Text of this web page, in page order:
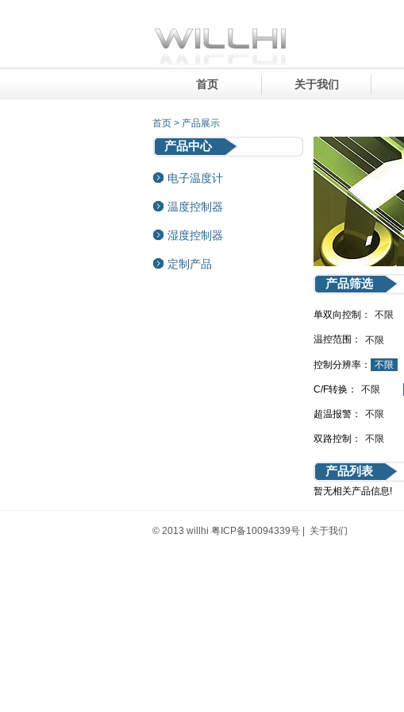
首页 关于我们
首页 > 产品展示
产品中心
电子温度计
温度控制器
湿度控制器
定制产品
产品筛选
单双向控制： 不限
温控范围： 不限
控制分辨率： 不限
C/F转换： 不限
超温报警： 不限
双路控制： 不限
产品列表
暂无相关产品信息!
© 2013 willhi 粤ICP备10094339号 关于我们